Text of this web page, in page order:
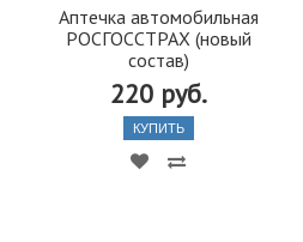
Аптечка автомобильная
РОСГОССТРАХ (новый
состав)
220 руб.
КУПИТЬ